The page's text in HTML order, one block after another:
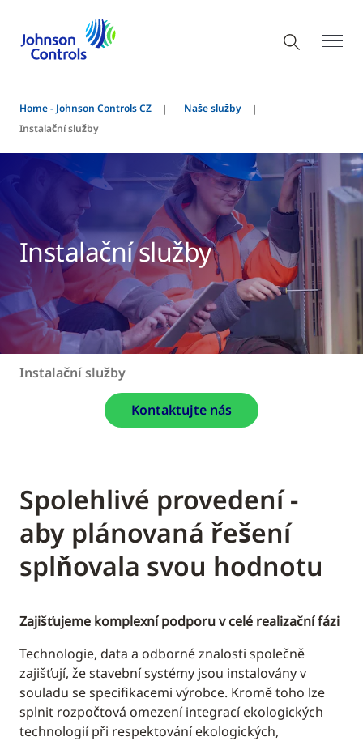
Home - Johnson Controls CZ
Naše služby
Instalační služby
Instalační služby
Instalační služby
Kontaktujte nás
Spolehlivé provedení -
aby plánovaná řešení
splňovala svou hodnotu
Zajišťujeme komplexní podporu v celé realizační fázi
Technologie, data a odborné znalosti společně
zajišťují, že stavební systémy jsou instalovány v
souladu se specifikacemi výrobce. Kromě toho lze
splnit rozpočtová omezení integrací ekologických
technologií při respektování ekologických,